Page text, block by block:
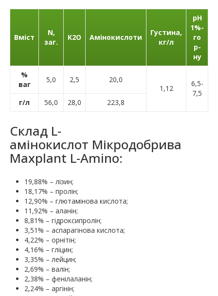
Вміст
N,
заг.
K2О Амінокислоти
Густина,
кг/л
рН
1%-
го
р-
ну
%
ваг
5,0 2,5
20,0
1,12
6,5-
7,5
г/л
56,0 28,0 223,8
Склад L-
амінокислот Мікродобрива
Maxplant L-Amino:
19,88% – лізин;
18,17% – пролін;
12,90% – глютамінова кислота;
11,92% – аланін;
8,81% – гідроксипролін;
3,51% – аспарагінова кислота;
4,22% – орнітін;
4,16% – гліцин;
3,35% – лейцин;
2,69% – валін;
2,38% – фенілаланін;
2,24% – аргінін;